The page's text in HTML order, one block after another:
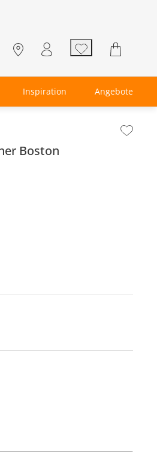
Inspiration Angebote
- Zum Seitenende
Boston